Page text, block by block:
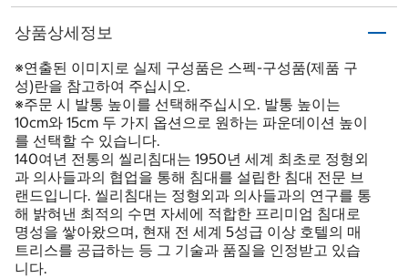
상품상세정보
※연출된 이미지로 실제 구성품은 스펙-구성품(제품 구
성)란을 참고하여 주십시오.
※주문 시 발통 높이를 선택해주십시오. 발통 높이는
10cm와 15cm 두 가지 옵션으로 원하는 파운데이션 높이
를 선택할 수 있습니다.
140여년 전통의 씰리침대는 1950년 세계 최초로 정형외
과 의사들과의 협업을 통해 침대를 설립한 침대 전문 브
랜드입니다. 씰리침대는 정형외과 의사들과의 연구를 통
해 밝혀낸 최적의 수면 자세에 적합한 프리미엄 침대로
명성을 쌓아왔으며, 현재 전 세계 5성급 이상 호텔의 매
트리스를 공급하는 등 그 기술과 품질을 인정받고 있습
니다.